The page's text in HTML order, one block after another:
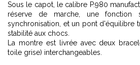
Sous le capot, le calibre P.980
réserve de marche, une fonction
synchronisation, et un pont d'équilibre
stabilité aux chocs.
La montre est livrée avec deux
toile grise) interchangeables.